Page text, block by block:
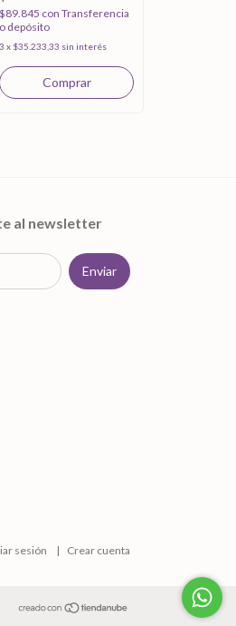
$89.845 con Transferencia
o depósito
3 x $35.233,33 sin interés
al newsletter
sesión | Crear cuenta